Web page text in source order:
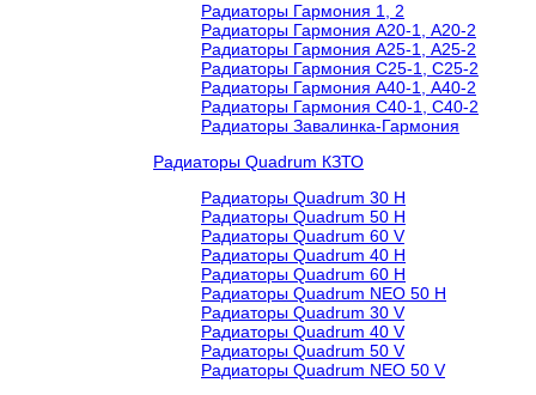
Радиаторы Гармония 1, 2
Радиаторы Гармония А20-1, А20-2
Радиаторы Гармония А25-1, А25-2
Радиаторы Гармония С25-1, С25-2
Радиаторы Гармония А40-1, А40-2
Радиаторы Гармония С40-1, С40-2
Радиаторы Завалинка-Гармония
Радиаторы Quadrum КЗТО
Радиаторы Quadrum 30 H
Радиаторы Quadrum 50 H
Радиаторы Quadrum 60 V
Радиаторы Quadrum 40 H
Радиаторы Quadrum 60 H
Радиаторы Quadrum NEO 50 H
Радиаторы Quadrum 30 V
Радиаторы Quadrum 40 V
Радиаторы Quadrum 50 V
Радиаторы Quadrum NEO 50 V